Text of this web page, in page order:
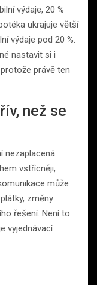
výdaje, 20 %
ukrajuje větší
výdaje pod 20 %.
nastavit si i
právě ten
než se
nezaplacená
vstřícněji,
může
změny
řešení. Není to
vyjednávací